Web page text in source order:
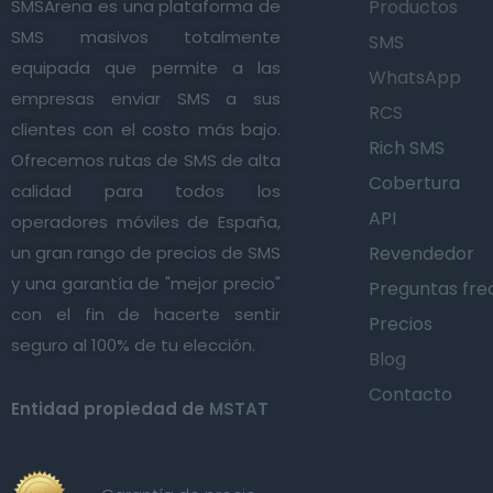
SMSArena es una plataforma de
SMS masivos totalmente
equipada que permite a las
empresas enviar SMS a sus
clientes con el costo más bajo.
Ofrecemos rutas de SMS de alta
calidad para todos los
operadores móviles de España,
un gran rango de precios de SMS
y una garantía de "mejor precio"
con el fin de hacerte sentir
seguro al 100% de tu elección.
Entidad propiedad de MSTAT
Productos
SMS
WhatsApp
RCS
Rich SMS
Cobertura
API
Revendedor
Preguntas
Precios
Blog
Contacto